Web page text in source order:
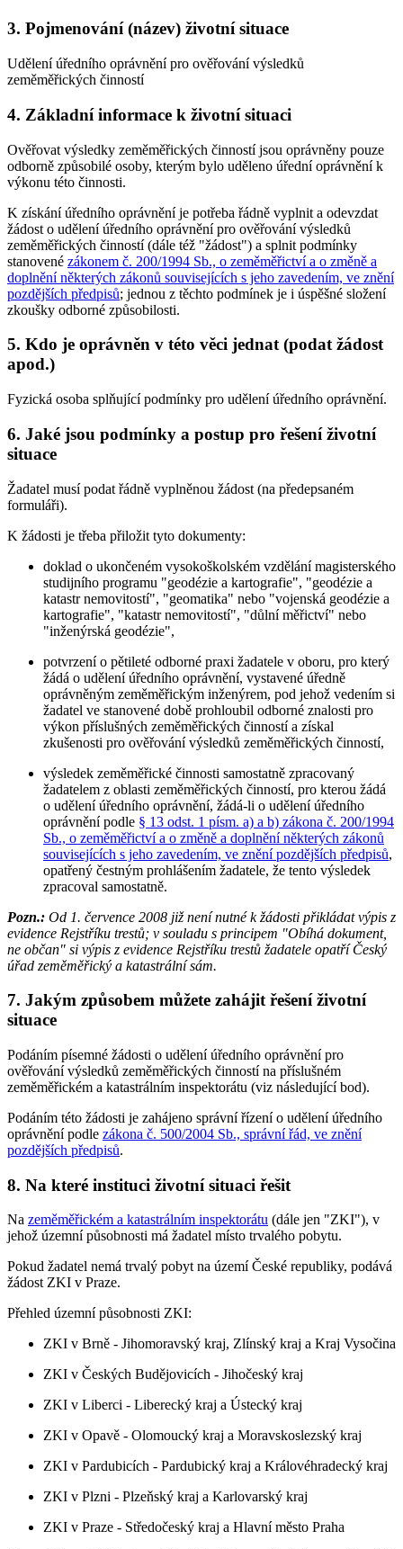
3. Pojmenování (název) životní situace
Udělení úředního oprávnění pro ověřování výsledků
zeměměřických činností
4. Základní informace k životní situaci
Ověřovat výsledky zeměměřických činností jsou oprávněny pouze
odborně způsobilé osoby, kterým bylo uděleno úřední oprávnění k
výkonu této činnosti.
K získání úředního oprávnění je potřeba řádně vyplnit a odevzdat
žádost o udělení úředního oprávnění pro ověřování výsledků
zeměměřických činností (dále též "žádost") a splnit podmínky
stanovené zákonem č. 200/1994 Sb., o zeměměřictví a o změně a
doplnění některých zákonů souvisejících s jeho zavedením, ve znění
pozdějších předpisů; jednou z těchto podmínek je i úspěšné složení
zkoušky odborné způsobilosti.
5. Kdo je oprávněn v této věci jednat (podat žádost
apod.)
Fyzická osoba splňující podmínky pro udělení úředního oprávnění.
6. Jaké jsou podmínky a postup pro řešení životní
situace
Žadatel musí podat řádně vyplněnou žádost (na předepsaném
formuláři).
K žádosti je třeba přiložit tyto dokumenty:
doklad o ukončeném vysokoškolském vzdělání magisterského
studijního programu "geodézie a kartografie", "geodézie a
katastr nemovitostí", "geomatika" nebo "vojenská geodézie a
kartografie", "katastr nemovitostí", "důlní měřictví" nebo
"inženýrská geodézie",
potvrzení o pětileté odborné praxi žadatele v oboru, pro který
žádá o udělení úředního oprávnění, vystavené úředně
oprávněným zeměměřickým inženýrem, pod jehož vedením si
žadatel ve stanovené době prohloubil odborné znalosti pro
výkon příslušných zeměměřických činností a získal
zkušenosti pro ověřování výsledků zeměměřických činností,
výsledek zeměměřické činnosti samostatně zpracovaný
žadatelem z oblasti zeměměřických činností, pro kterou žádá
o udělení úředního oprávnění, žádá-li o udělení úředního
oprávnění podle § 13 odst. 1 písm. a) a b) zákona č. 200/1994
Sb., o zeměměřictví a o změně a doplnění některých zákonů
souvisejících s jeho zavedením, ve znění pozdějších předpisů,
opatřený čestným prohlášením žadatele, že tento výsledek
zpracoval samostatně.
Pozn.: Od 1. července 2008 již není nutné k žádosti přikládat výpis z
evidence Rejstříku trestů; v souladu s principem "Obíhá dokument,
ne občan" si výpis z evidence Rejstříku trestů žadatele opatří Český
úřad zeměměřický a katastrální sám.
7. Jakým způsobem můžete zahájit řešení životní
situace
Podáním písemné žádosti o udělení úředního oprávnění pro
ověřování výsledků zeměměřických činností na příslušném
zeměměřickém a katastrálním inspektorátu (viz následující bod).
Podáním této žádosti je zahájeno správní řízení o udělení úředního
oprávnění podle zákona č. 500/2004 Sb., správní řád, ve znění
pozdějších předpisů.
8. Na které instituci životní situaci řešit
Na zeměměřickém a katastrálním inspektorátu (dále jen "ZKI"), v
jehož územní působnosti má žadatel místo trvalého pobytu.
Pokud žadatel nemá trvalý pobyt na území České republiky, podává
žádost ZKI v Praze.
Přehled územní působnosti ZKI:
ZKI v Brně - Jihomoravský kraj, Zlínský kraj a Kraj Vysočina
ZKI v Českých Budějovicích - Jihočeský kraj
ZKI v Liberci - Liberecký kraj a Ústecký kraj
ZKI v Opavě - Olomoucký kraj a Moravskoslezský kraj
ZKI v Pardubicích - Pardubický kraj a Královéhradecký kraj
ZKI v Plzni - Plzeňský kraj a Karlovarský kraj
ZKI v Praze - Středočeský kraj a Hlavní město Praha